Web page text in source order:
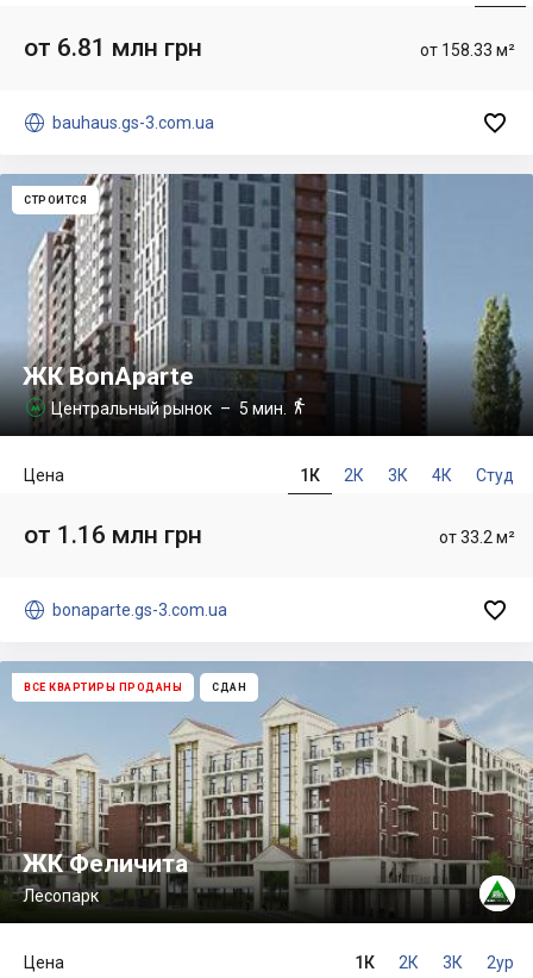
от 158.33 м²
от 6.81 млн грн
 bauhaus.gs-3.com.ua 
СТРОИТСЯ
ЖК BonAparte
 Центральный рынок – 5 мин. 
1К 2К 3К 4К Студ
Цена
от 33.2 м²
от 1.16 млн грн
 bonaparte.gs-3.com.ua 
ВСЕ КВАРТИРЫ ПРОДАНЫ СДАН
ЖК Феличита
Лесопарк
1К 2К 3К 2ур
Цена